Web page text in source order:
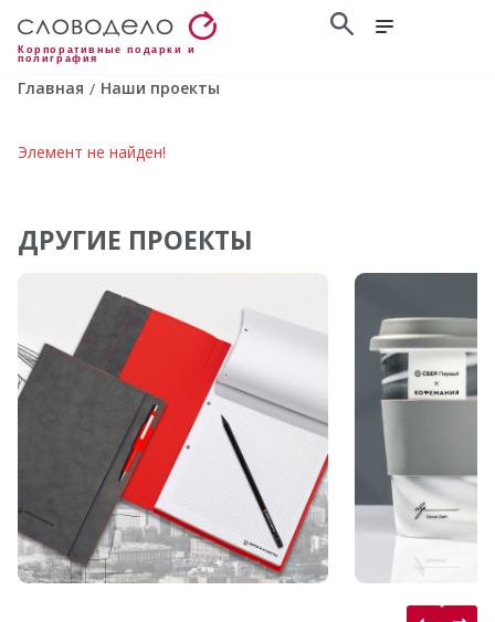
Корпоративные подарки и
полиграфия
Главная / Наши проекты
Элемент не найден!
ДРУГИЕ ПРОЕКТЫ